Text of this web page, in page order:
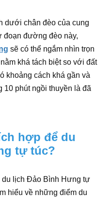
dưới chân đèo của cung
đoạn đường đèo này,
sẽ có thể ngắm nhìn trọn
khá tách biệt so với đất
khoảng cách khá gần và
10 phút ngồi thuyền là đã
hợp để du
tự túc?
du lịch Đảo Bình Hưng tự
hiểu về những điểm du